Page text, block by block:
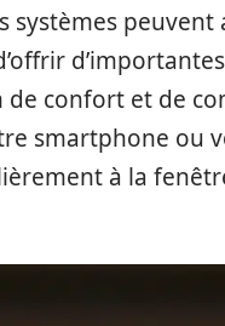
confort et de
smartphone ou
à la